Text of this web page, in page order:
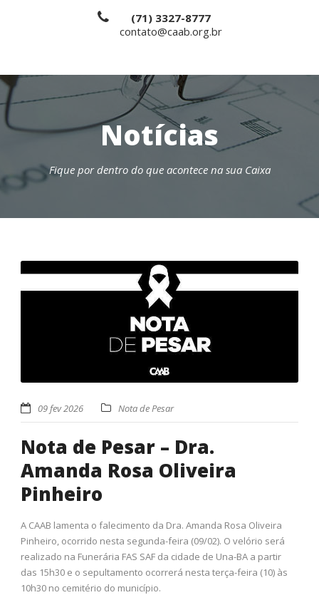
(71) 3327-8777
contato@caab.org.br
Notícias
Fique por dentro do que acontece na sua Caixa
09 fev 2026 Nota de Pesar
Nota de Pesar – Dra.
Amanda Rosa Oliveira
Pinheiro
A CAAB lamenta o falecimento da Dra. Amanda Rosa Oliveira
Pinheiro, ocorrido nesta segunda-feira (09/02). O velório será
realizado na Funerária FAS SAF da cidade de Una-BA a partir
das 15h30 e o sepultamento ocorrerá nesta terça-feira (10) às
10h30 no cemitério do município.